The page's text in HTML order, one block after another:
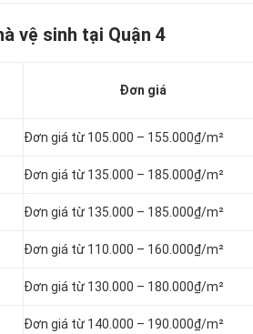
vệ sinh tại Quận 4
Đơn giá
Đơn giá từ 105.000 – 155.000₫/m²
Đơn giá từ 135.000 – 185.000₫/m²
Đơn giá từ 135.000 – 185.000₫/m²
Đơn giá từ 110.000 – 160.000₫/m²
Đơn giá từ 130.000 – 180.000₫/m²
Đơn giá từ 140.000 – 190.000₫/m²